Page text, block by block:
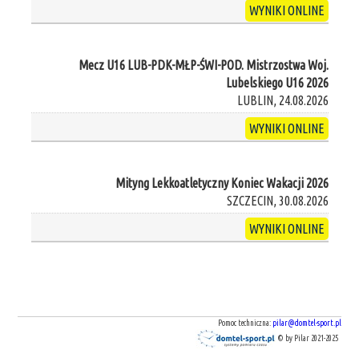
WYNIKI ONLINE
Mecz U16 LUB-PDK-MŁP-ŚWI-POD. Mistrzostwa Woj.
Lubelskiego U16 2026
LUBLIN, 24.08.2026
WYNIKI ONLINE
Mityng Lekkoatletyczny Koniec Wakacji 2026
SZCZECIN, 30.08.2026
WYNIKI ONLINE
Pomoc techniczna: pilar@domtel-sport.pl
© by Pilar 2021-2025